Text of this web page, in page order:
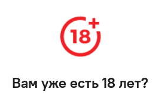
Вам уже есть 18 лет?